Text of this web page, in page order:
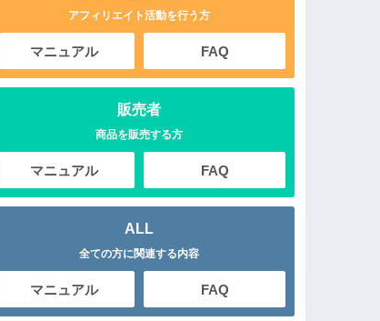
アフィリエイト活動を行う方
マニュアル FAQ
販売者
商品を販売する方
マニュアル FAQ
ALL
全ての方に関連する内容
マニュアル FAQ